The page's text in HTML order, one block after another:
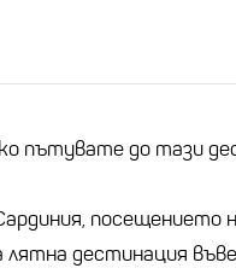
пътувате до тази
посещението
лятна дестинация